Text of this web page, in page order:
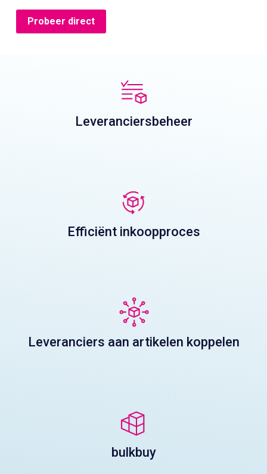
Probeer direct
Leveranciersbeheer
Efficiënt inkoopproces
Leveranciers aan artikelen koppelen
bulkbuy